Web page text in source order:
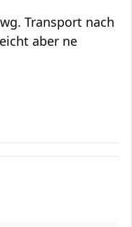
Transport nach
aber ne